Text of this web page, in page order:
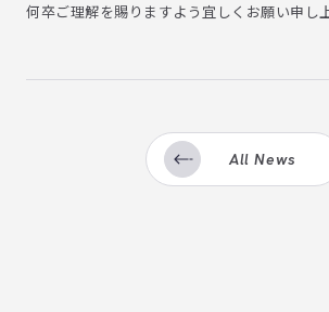
何卒ご理解を賜りますよう宜しくお願い申し
All News